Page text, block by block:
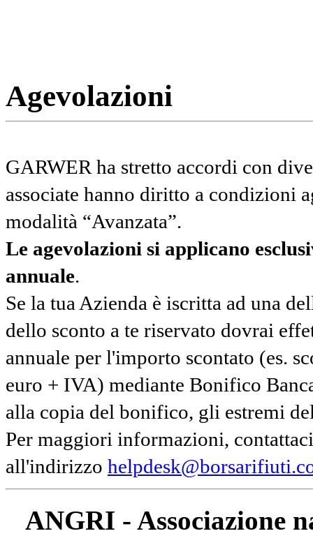
Agevolazioni
GARWER ha stretto accordi con
associate hanno diritto a condizioni
modalità “Avanzata”.
Le agevolazioni si applicano
annuale.
Se la tua Azienda è iscritta ad una
dello sconto a te riservato dovrai
annuale per l'importo scontato (es.
euro + IVA) mediante Bonifico
alla copia del bonifico, gli estremi
Per maggiori informazioni,
all'indirizzo
ANGRI - Associazione